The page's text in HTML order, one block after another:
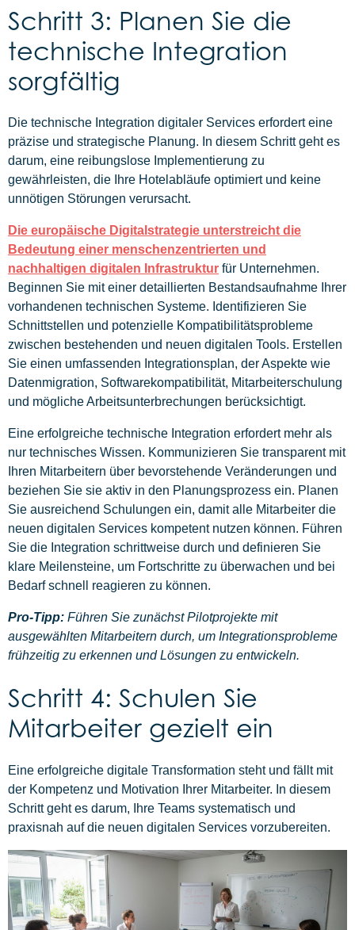
Schritt 3: Planen Sie die
technische Integration
sorgfältig
Die technische Integration digitaler Services erfordert eine
präzise und strategische Planung. In diesem Schritt geht es
darum, eine reibungslose Implementierung zu
gewährleisten, die Ihre Hotelabläufe optimiert und keine
unnötigen Störungen verursacht.
Die europäische Digitalstrategie unterstreicht die
Bedeutung einer menschenzentrierten und
nachhaltigen digitalen Infrastruktur für Unternehmen.
Beginnen Sie mit einer detaillierten Bestandsaufnahme Ihrer
vorhandenen technischen Systeme. Identifizieren Sie
Schnittstellen und potenzielle Kompatibilitätsprobleme
zwischen bestehenden und neuen digitalen Tools. Erstellen
Sie einen umfassenden Integrationsplan, der Aspekte wie
Datenmigration, Softwarekompatibilität, Mitarbeiterschulung
und mögliche Arbeitsunterbrechungen berücksichtigt.
Eine erfolgreiche technische Integration erfordert mehr als
nur technisches Wissen. Kommunizieren Sie transparent mit
Ihren Mitarbeitern über bevorstehende Veränderungen und
beziehen Sie sie aktiv in den Planungsprozess ein. Planen
Sie ausreichend Schulungen ein, damit alle Mitarbeiter die
neuen digitalen Services kompetent nutzen können. Führen
Sie die Integration schrittweise durch und definieren Sie
klare Meilensteine, um Fortschritte zu überwachen und bei
Bedarf schnell reagieren zu können.
Pro-Tipp: Führen Sie zunächst Pilotprojekte mit
ausgewählten Mitarbeitern durch, um Integrationsprobleme
frühzeitig zu erkennen und Lösungen zu entwickeln.
Schritt 4: Schulen Sie
Mitarbeiter gezielt ein
Eine erfolgreiche digitale Transformation steht und fällt mit
der Kompetenz und Motivation Ihrer Mitarbeiter. In diesem
Schritt geht es darum, Ihre Teams systematisch und
praxisnah auf die neuen digitalen Services vorzubereiten.